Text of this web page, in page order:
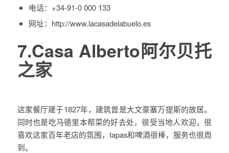
电话： +34-91-0 000 133
网址： http://www.lacasadelabuelo.es
7.Casa Alberto阿尔贝托
之家
这家餐厅建于1827年，建筑曾是大文豪塞万提斯的故居。
同时也是吃马德里本帮菜的好去处，很受当地人欢迎，很
喜欢这家百年老店的氛围，tapas和啤酒很棒，服务也很周
到。